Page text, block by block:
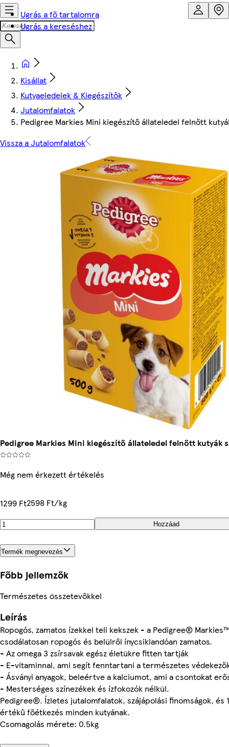
Ugrás a fő tartalomra
Ugrás a kereséshez
Kisállat
Kutyaeledelek & Kiegészítők
Jutalomfalatok
Pedigree Markies Mini kiegészítő állateledel felnőtt
Vissza a Jutalomfalatok
Pedigree Markies Mini kiegészítő állateledel felnőtt kutyák
Még nem érkezett értékelés
1299 Ft2598 Ft/kg
Hozzáad
Termék megnevezés
Főbb jellemzők
Természetes összetevőkkel
Leírás
Ropogós, zamatos ízekkel teli kekszek - a Pedigree®
csodálatosan ropogós és belülről ínycsiklandóan zamatos.
- Az omega 3 zsírsavak egész életükre fitten tartják
- E-vitaminnal, ami segít fenntartani a természetes
- Ásványi anyagok, beleértve a kalciumot, ami a csontokat
- Mesterséges színezékek és ízfokozók nélkül.
Pedigree®. Ízletes jutalomfalatok, szájápolási finomságok, és
értékű főétkezés minden kutyának.
Csomagolás mérete: 0.5kg